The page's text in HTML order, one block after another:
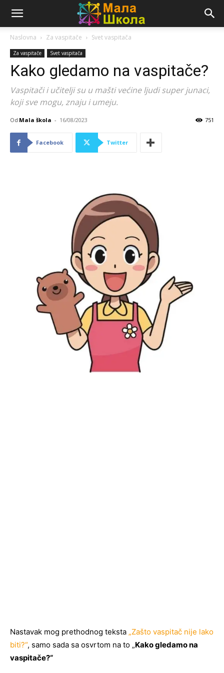
Naslovna Za vaspitače Svet vaspitača
Za vaspitače Svet vaspitača
Kako gledamo na vaspitače?
Vaspitači i učitelji su u mašti većine ljudi super junaci,
koji sve mogu, znaju i umeju.
Od Mala škola - 16/08/2023 751
Facebook Twitter
Nastavak mog prethodnog teksta „Zašto vaspitač nije lako
biti?“, samo sada sa osvrtom na to „Kako gledamo na
vaspitače?“